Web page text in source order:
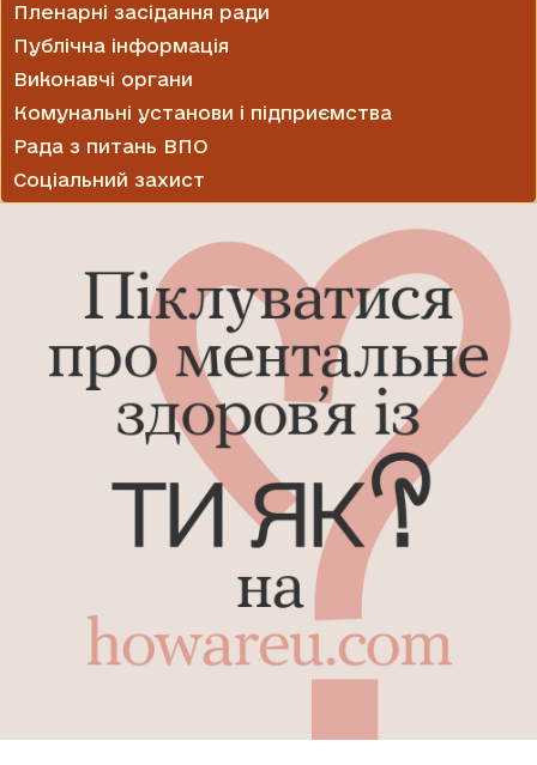
Пленарні засідання ради
Публічна інформація
Виконавчі органи
Комунальні установи і підприємства
Рада з питань ВПО
Соціальний захист